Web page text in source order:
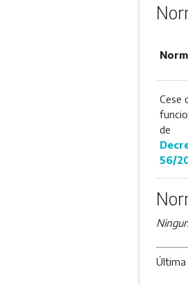
Cese
de
56/
Última